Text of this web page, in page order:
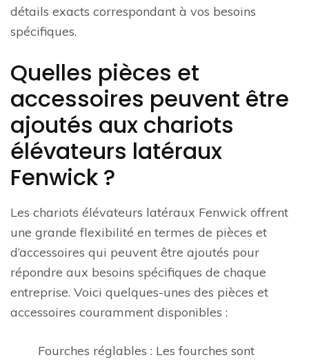
détails exacts correspondant à vos besoins
spécifiques.
Quelles pièces et
accessoires peuvent être
ajoutés aux chariots
élévateurs latéraux
Fenwick ?
Les chariots élévateurs latéraux Fenwick offrent
une grande flexibilité en termes de pièces et
d’accessoires qui peuvent être ajoutés pour
répondre aux besoins spécifiques de chaque
entreprise. Voici quelques-unes des pièces et
accessoires couramment disponibles :
Fourches réglables : Les fourches sont